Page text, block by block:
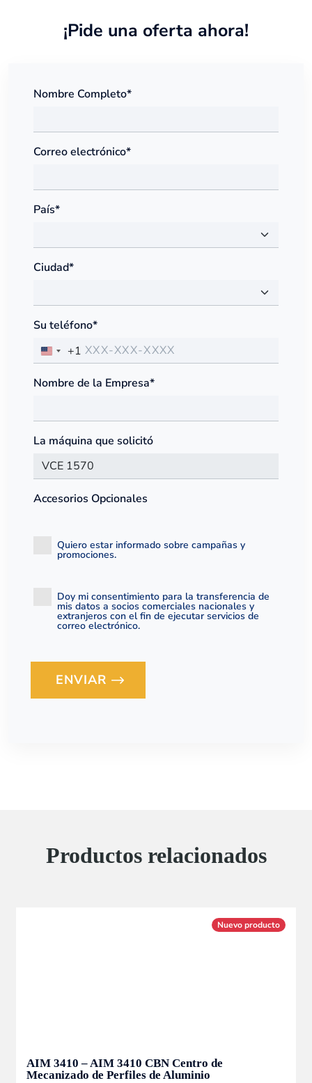
¡Pide una oferta ahora!
Nombre Completo*
Correo electrónico*
País*
Ciudad*
Su teléfono*
+1
Nombre de la Empresa*
La máquina que solicitó
Accesorios Opcionales
Quiero estar informado sobre campañas y
promociones.
Doy mi consentimiento para la transferencia de
mis datos a socios comerciales nacionales y
extranjeros con el fin de ejecutar servicios de
correo electrónico.
Loading...
ENVIAR
Productos relacionados
Nuevo producto
AIM 3410 – AIM 3410 CBN Centro de
Mecanizado de Perfiles de Aluminio